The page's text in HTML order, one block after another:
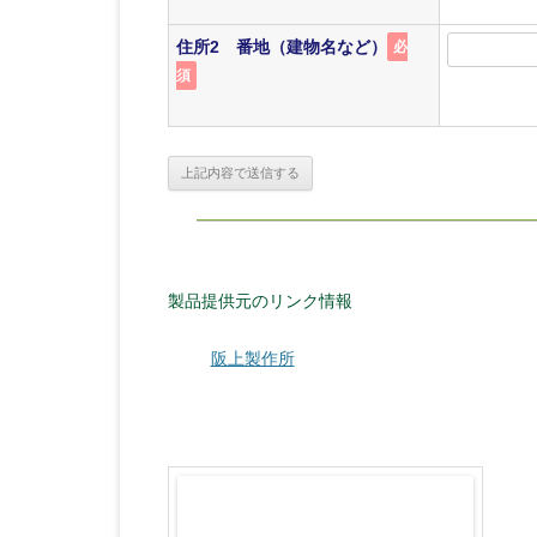
住所2 番地（建物名など）
必
須
製品提供元のリンク情報
阪上製作所